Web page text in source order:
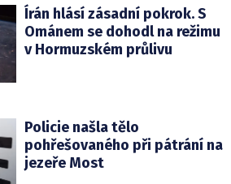
Írán hlásí zásadní pokrok. S
Ománem se dohodl na režimu
v Hormuzském průlivu
Policie našla tělo
pohřešovaného při pátrání na
jezeře Most